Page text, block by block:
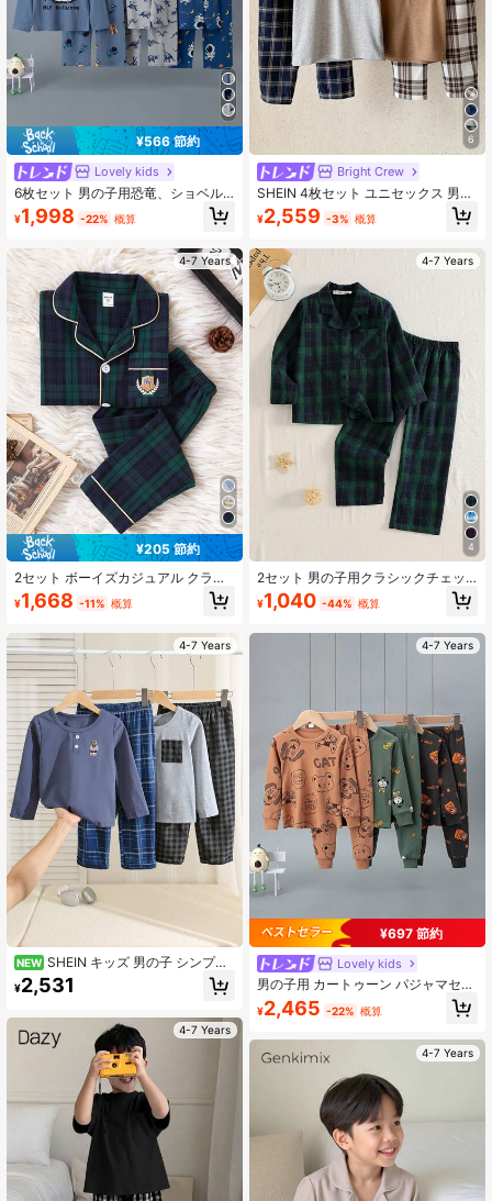
¥566 節約
Lovely kids
6枚セット 男の子用恐竜、ショベル
カー、飛行機プリントパジャマ、軽
量春秋冬ルームウェア、カートゥー
開
¥1,998 -22% 概算
4-7 Years
¥205 節約
2セット ボーイズカジュアル クラシ
ックチェックシャツ&パンツセット、
ホームウェア
¥1,668 -11% 概算
4-7 Years
NEW SHEIN キッズ 男の子 シンプル
無地 ラウンドネック 長袖Tシャツ +
織り柄チェック柄 ロングパンツ ルー
ット ソフトで快適なカジュアルホー
ムウェアセット 2点セット オールシ
ーズン対応
¥2,531
4-7 Years
6
Bright Crew
SHEIN 4枚セット ユニセックス 男の
子/女の子 カジュアル 快適 半袖Tシ
ャツ ニットトップ チェック柄パンツ
用や屋外での着用に適しています
¥2,559 -3% 概算
4-7 Years
4
2セット 男の子用クラシックチェッ
クシャツとパンツセット、カジュア
ルな部屋着
¥1,040 -44% 概算
4-7 Years
¥697 節約
Lovely kids
男の子用 カートゥーン パジャマセッ
ト 6着入り、かわいいディノプリン
ト 長袖トップス&ロングパンツ ルー
¥2,465 -22% 概算
4-7 Years